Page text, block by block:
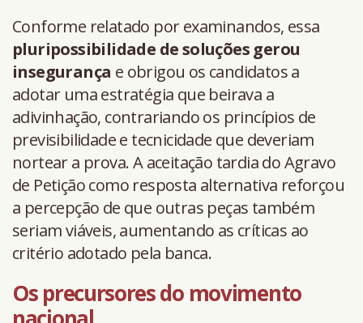
Conforme relatado por examinandos, essa
pluripossibilidade de soluções gerou
insegurança e obrigou os candidatos a
adotar uma estratégia que beirava a
adivinhação, contrariando os princípios de
previsibilidade e tecnicidade que deveriam
nortear a prova. A aceitação tardia do Agravo
de Petição como resposta alternativa reforçou
a percepção de que outras peças também
seriam viáveis, aumentando as críticas ao
critério adotado pela banca.
Os precursores do movimento